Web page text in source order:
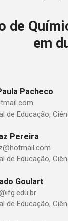
de
em
Pacheco
de Educação,
Pereira
de Educação,
Goulart
de Educação,